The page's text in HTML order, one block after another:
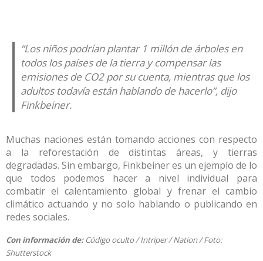
“Los niños podrían plantar 1 millón de árboles en
todos los países de la tierra y compensar las
emisiones de CO2 por su cuenta, mientras que los
adultos todavía están hablando de hacerlo”, dijo
Finkbeiner.
Muchas naciones están tomando acciones con respecto
a la reforestación de distintas áreas, y tierras
degradadas. Sin embargo, Finkbeiner es un ejemplo de lo
que todos podemos hacer a nivel individual para
combatir el calentamiento global y frenar el cambio
climático actuando y no solo hablando o publicando en
redes sociales.
Con información de:Código oculto/Intriper/Nation/ Foto:
Shutterstock